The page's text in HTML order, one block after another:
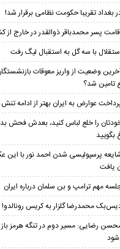
بغداد تقریبا حکومت نظامی برقرار شد!
پسر محمدباقر ذوالقدر در خارج از
با سه گل به استقبال لیگ رفت
وضعیت از واریز معوقات
تامین شد؟
عوارض به ایران بهتر از ادامه
را خلع لباس کنید، بعدش فحش
بگویید
پرسپولیسی شدن احمد نور با این
یافت
مهم ترامپ و بن سلمان درباره ایران
محمدرضا گلزار به کریس رونالدو!
رضایی: مسیر دوم در تنگه هرمز باز